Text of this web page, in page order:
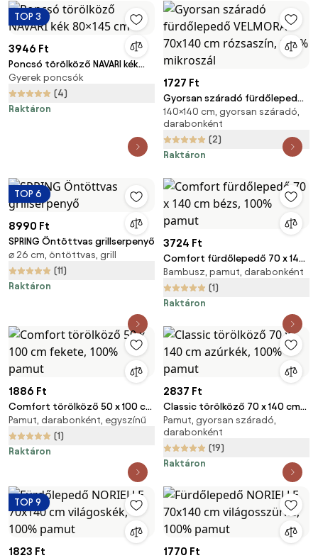
TOP 3
3946 Ft
Poncsó törölköző NAVARI kék
80×145 cm
Gyerek poncsók
(4)
Raktáron
1727 Ft
Gyorsan száradó fürdőlepedő
VELMORA 70x140 cm rózsaszín,
100% mikroszál
140×140 cm, gyorsan száradó,
darabonként
(2)
Raktáron
TOP 6
8990 Ft
SPRING Öntöttvas grillserpenyő
⌀ 26 cm, öntöttvas, grill
(11)
Raktáron
3724 Ft
Comfort fürdőlepedő 70 x 140
cm bézs, 100% pamut
Bambusz, pamut, darabonként
(1)
Raktáron
1886 Ft
Comfort törölköző 50 x 100 cm
fekete, 100% pamut
Pamut, darabonként, egyszínű
(1)
Raktáron
2837 Ft
Classic törölköző 70 x 140 cm
azúrkék, 100% pamut
Pamut, gyorsan száradó,
darabonként
(19)
Raktáron
TOP 9
1823 Ft 1770 Ft